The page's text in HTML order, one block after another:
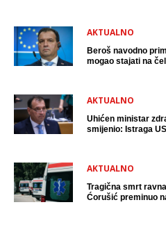
AKTUALNO
Beroš navodno
mogao stajati na
AKTUALNO
Uhićen ministar
smijenio: Istraga
AKTUALNO
Tragična smrt
Ćorušić preminuo